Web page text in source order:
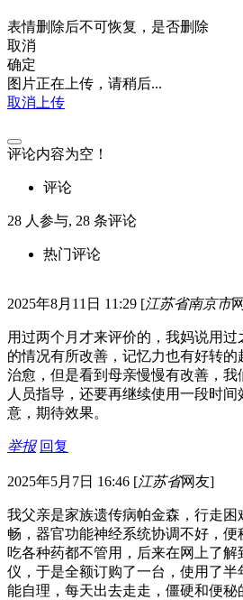
表情删除后不可恢复，是否删除
取消
确定
图片正在上传，请稍后...
取消上传
评论内容为空！
评论
28 人参与, 28 条评论
热门评论
2025年8月11日 11:29 [江苏省南京市
用过两个月才来评价的，我妈说用
的情况有所改善，记忆力也有好转
治愈，但是看到母亲慢慢有改善，我
人员指导，还要再继续使用一段时
意，期待效果。
举报 回复
2025年5月7日 16:46 [江苏省网友]
我父亲是家族遗传病帕金森，行走
畅，器官功能神经系统协调不好，便
吃各种药都不管用，后来在网上了
仪，于是全额订购了一台，使用了
能自理，每天出去走走，僵硬和便